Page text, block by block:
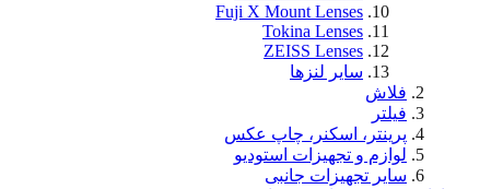
Fuji X Mount Lenses
Tokina Lenses
ZEISS Lenses
سایر لنزها
فلاش
فيلتر
پرینتر، اسکنر، چاپ عکس
لوازم و تجهيزات استودیو
سایر تجهیزات جانبی